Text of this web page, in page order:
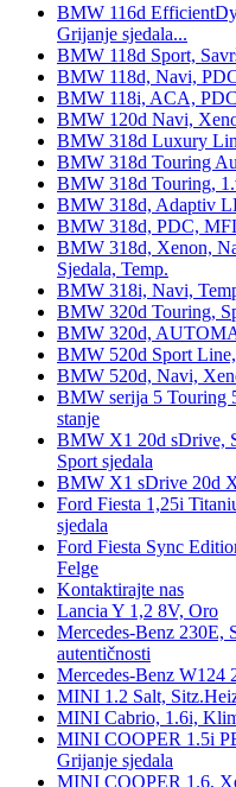
BMW 116d
Grijanje sjedala...
BMW 118d Sport,
BMW 118d, Navi,
BMW 118i, ACA,
BMW 120d Navi,
BMW 318d Luxury
BMW 318d Touring
BMW 318d Touring,
BMW 318d, Adaptiv
BMW 318d, PDC,
BMW 318d, Xenon,
Sjedala, Temp.
BMW 318i, Navi,
BMW 320d Touring,
BMW 320d,
BMW 520d Sport
BMW 520d, Navi,
BMW serija 5 Touring
stanje
BMW X1 20d sDrive,
Sport sjedala
BMW X1 sDrive 20d
Ford Fiesta 1,25i
sjedala
Ford Fiesta Sync
Felge
Kontaktirajte nas
Lancia Y 1,2 8V, Oro
Mercedes-Benz 230E,
autentičnosti
Mercedes-Benz W124
MINI 1.2 Salt,
MINI Cabrio, 1.6i,
MINI COOPER 1.5i
Grijanje sjedala
MINI COOPER 1.6,